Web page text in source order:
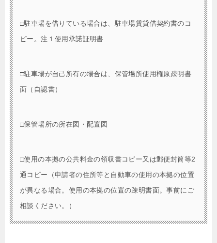
□駐車場を借りている場合は、駐車場賃貸借契約書のコ
ピー。注１使用承諾証明書
□駐車場が自己所有の場合は、保管場所使用権原疎明書
面（自認書）
□保管場所の所在図・配置図
□使用の本拠の公共料金の領収書コピー又は郵便封筒等2
通コピー（申請者の住所等と自動車の使用の本拠の位置
が異なる場合。使用の本拠の位置の疎明書面。事前にご
相談ください。）